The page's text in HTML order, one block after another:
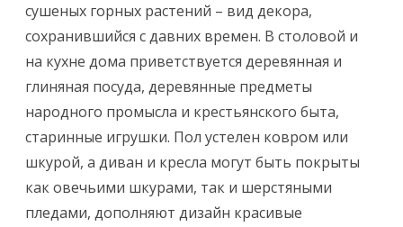
сушеных горных растений – вид декора,
сохранившийся с давних времен. В столовой и
на кухне дома приветствуется деревянная и
глиняная посуда, деревянные предметы
народного промысла и крестьянского быта,
старинные игрушки. Пол устелен ковром или
шкурой, а диван и кресла могут быть покрыты
как овечьими шкурами, так и шерстяными
пледами, дополняют дизайн красивые